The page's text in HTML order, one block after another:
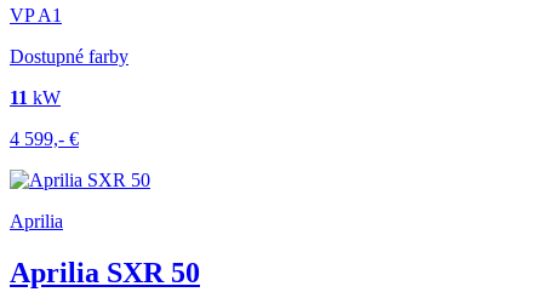
VPA1
Dostupné farby
11 kW
4 599,- €
Aprilia
Aprilia SXR 50